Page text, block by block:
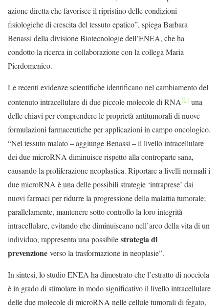
azione diretta che favorisce il ripristino delle condizioni
fisiologiche di crescita del tessuto epatico”, spiega Barbara
Benassi della divisione Biotecnologie dell’ENEA, che ha
condotto la ricerca in collaborazione con la collega Maria
Pierdomenico.
Le recenti evidenze scientifiche identificano nel cambiamento del
contenuto intracellulare di due piccole molecole di RNA[1] una
delle chiavi per comprendere le proprietà antitumorali di nuove
formulazioni farmaceutiche per applicazioni in campo oncologico.
“Nel tessuto malato – aggiunge Benassi – il livello intracellulare
dei due microRNA diminuisce rispetto alla controparte sana,
causando la proliferazione neoplastica. Riportare a livelli normali i
due microRNA è una delle possibili strategie ‘intraprese’ dai
nuovi farmaci per ridurre la progressione della malattia tumorale;
parallelamente, mantenere sotto controllo la loro integrità
intracellulare, evitando che diminuiscano nell’arco della vita di un
individuo, rappresenta una possibile strategia di
prevenzione verso la trasformazione in neoplasie”.
In sintesi, lo studio ENEA ha dimostrato che l’estratto di nocciola
è in grado di stimolare in modo significativo il livello intracellulare
delle due molecole di microRNA nelle cellule tumorali di fegato,